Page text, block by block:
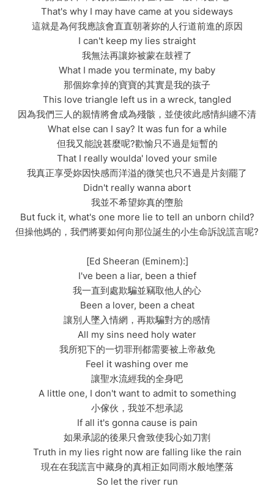
That's why I may have came at you sideways
這就是為何我應該會直直朝著妳的人行道前進的原因
I can't keep my lies straight
我無法再讓妳被蒙在鼓裡了
What I made you terminate, my baby
那個妳拿掉的寶寶的其實是我的孩子
This love triangle left us in a wreck, tangled
因為我們三人的親情將會成為殘骸，並使彼此感情糾纏不清
What else can I say? It was fun for a while
但我又能說甚麼呢?歡愉只不過是短暫的
That I really woulda' loved your smile
我真正享受妳因快感而洋溢的微笑也只不過是片刻罷了
Didn't really wanna abort
我並不希望妳真的墮胎
But fuck it, what's one more lie to tell an unborn child?
但操他媽的，我們將要如何向那位誕生的小生命訴說謊言呢?
[Ed Sheeran (Eminem):]
I've been a liar, been a thief
我一直到處欺騙並竊取他人的心
Been a lover, been a cheat
讓別人墜入情網，再欺騙對方的感情
All my sins need holy water
我所犯下的一切罪刑都需要被上帝赦免
Feel it washing over me
讓聖水流經我的全身吧
A little one, I don't want to admit to something
小傢伙，我並不想承認
If all it's gonna cause is pain
如果承認的後果只會致使我心如刀割
Truth in my lies right now are falling like the rain
現在在我謊言中藏身的真相正如同雨水般地墜落
So let the river run